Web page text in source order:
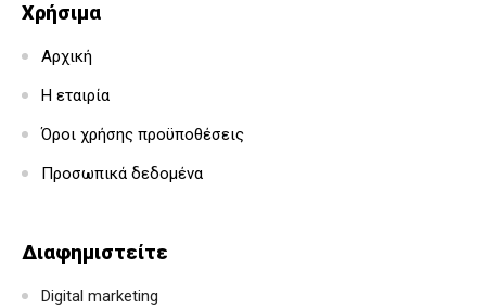
Χρήσιμα
Αρχική
Η εταιρία
Όροι χρήσης προϋποθέσεις
Προσωπικά δεδομένα
Διαφημιστείτε
Digital marketing